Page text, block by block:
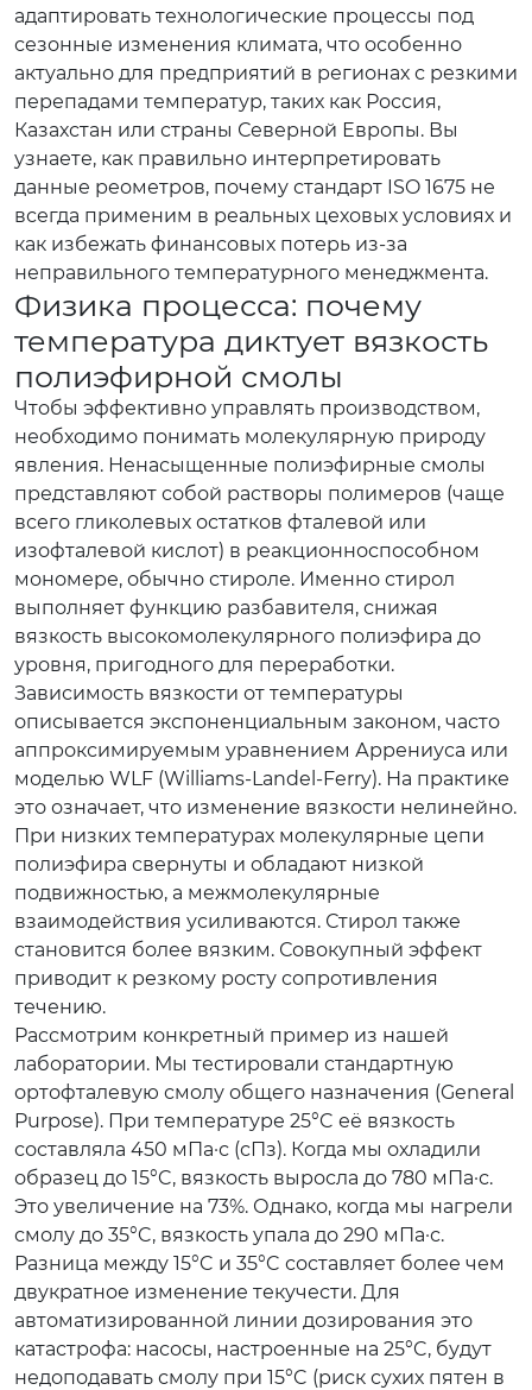
адаптировать технологические процессы под
сезонные изменения климата, что особенно
актуально для предприятий в регионах с резкими
перепадами температур, таких как Россия,
Казахстан или страны Северной Европы. Вы
узнаете, как правильно интерпретировать
данные реометров, почему стандарт ISO 1675 не
всегда применим в реальных цеховых условиях и
как избежать финансовых потерь из-за
неправильного температурного менеджмента.
Физика процесса: почему
температура диктует вязкость
полиэфирной смолы
Чтобы эффективно управлять производством,
необходимо понимать молекулярную природу
явления. Ненасыщенные полиэфирные смолы
представляют собой растворы полимеров (чаще
всего гликолевых остатков фталевой или
изофталевой кислот) в реакционноспособном
мономере, обычно стироле. Именно стирол
выполняет функцию разбавителя, снижая
вязкость высокомолекулярного полиэфира до
уровня, пригодного для переработки.
Зависимость вязкости от температуры
описывается экспоненциальным законом, часто
аппроксимируемым уравнением Аррениуса или
моделью WLF (Williams-Landel-Ferry). На практике
это означает, что изменение вязкости нелинейно.
При низких температурах молекулярные цепи
полиэфира свернуты и обладают низкой
подвижностью, а межмолекулярные
взаимодействия усиливаются. Стирол также
становится более вязким. Совокупный эффект
приводит к резкому росту сопротивления
течению.
Рассмотрим конкретный пример из нашей
лаборатории. Мы тестировали стандартную
ортофталевую смолу общего назначения (General
Purpose). При температуре 25°C её вязкость
составляла 450 мПа·с (сПз). Когда мы охладили
образец до 15°C, вязкость выросла до 780 мПа·с.
Это увеличение на 73%. Однако, когда мы нагрели
смолу до 35°C, вязкость упала до 290 мПа·с.
Разница между 15°C и 35°C составляет более чем
двукратное изменение текучести. Для
автоматизированной линии дозирования это
катастрофа: насосы, настроенные на 25°C, будут
недоподавать смолу при 15°C (риск сухих пятен в